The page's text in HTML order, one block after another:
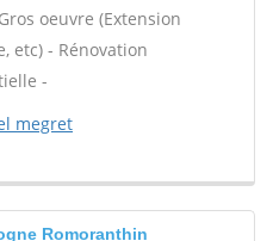
oeuvre (Extension
etc) - Rénovation
-
megret
Romoranthin